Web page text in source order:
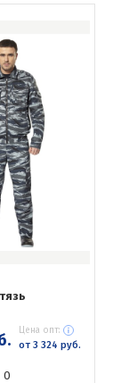
Цена опт:
от 3 324 руб.
0